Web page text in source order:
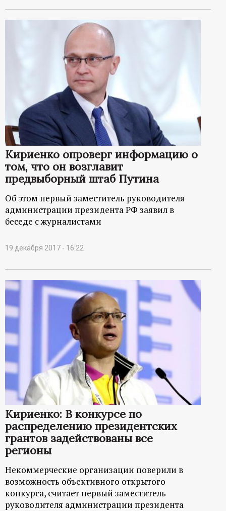
Кириенко опроверг информацию о
том, что он возглавит
предвыборный штаб Путина
Об этом первый заместитель руководителя
администрации президента РФ заявил в
беседе с журналистами
19 декабря 2017 - 16:22
Кириенко: В конкурсе по
распределению президентских
грантов задействованы все
регионы
Некоммерческие организации поверили в
возможность объективного открытого
конкурса, считает первый заместитель
руководителя администрации президента